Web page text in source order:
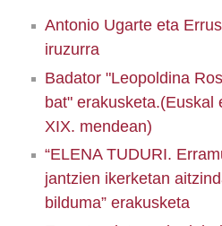
Antonio Ugarte eta
iruzurra
Badator "Leopoldina
bat" erakusketa.(Euskal
XIX. mendean)
“ELENA TUDURI.
jantzien ikerketan
bilduma” erakusketa